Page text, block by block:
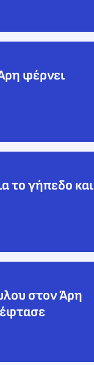
φέρνει
το γήπεδο και
στον Άρη